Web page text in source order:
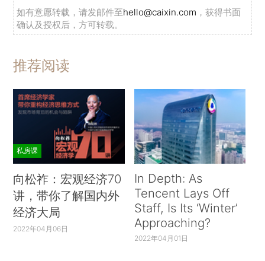
如有意愿转载，请发邮件至hello@caixin.com ，获得书面
确认及授权后，方可转载。
推荐阅读
私房课
向松祚：宏观经济70
讲，带你了解国内外
经济大局
2022年04月06日
In Depth: As
Tencent Lays Off
Staff, Is Its ‘Winter’
Approaching?
2022年04月01日